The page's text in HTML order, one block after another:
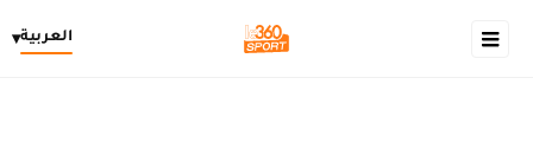
العربية▾